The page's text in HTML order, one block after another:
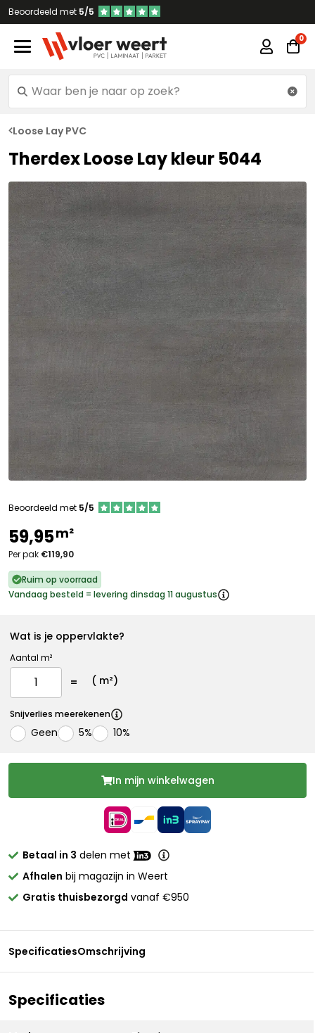
Beoordeeld met 5/5
Loose Lay PVC
Therdex Loose Lay kleur 5044
Beoordeeld met 5/5
59,95m²
Per pak €119,90
Ruim op voorraad
Vandaag besteld = levering dinsdag 11 augustus
Wat is je oppervlakte?
Aantal m²
( m²)
Snijverlies meerekenen
Geen 5% 10%
In mijn winkelwagen
Betaal in 3 delen met
Afhalen bij magazijn in Weert
Gratis thuisbezorgd vanaf €950
SpecificatiesOmschrijving
Specificaties